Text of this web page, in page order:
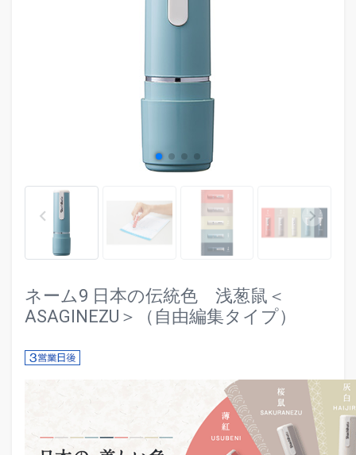
keyboard_arrow_left keyboard_arrow_right
ネーム9 日本の伝統色 浅葱鼠＜
ASAGINEZU＞（自由編集タイプ）